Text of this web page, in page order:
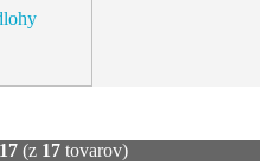
17 (z 17 tovarov)